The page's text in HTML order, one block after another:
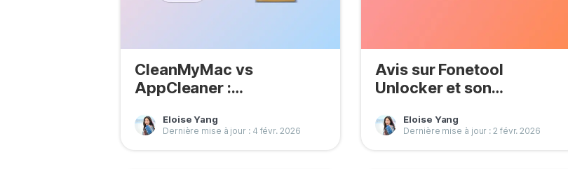
CleanMyMac vs
AppCleaner :
MacEloise Yang
Dernière mise à jour : 4 févr. 2026
Avis sur Fonetool
Unlocker et son
Eloise Yang
Dernière mise à jour : 2 févr. 2026